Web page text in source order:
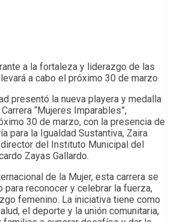
a la fortaleza y liderazgo de las
a cabo el próximo 30 de marzo
presentó la nueva playera y medalla
“Mujeres Imparables”,
30 de marzo, con la presencia de
para la Igualdad Sustantiva, Zaira
del Instituto Municipal del
Zayas Gallardo.
de la Mujer, esta carrera se
para reconocer y celebrar la fuerza,
femenino. La iniciativa tiene como
el deporte y la unión comunitaria,